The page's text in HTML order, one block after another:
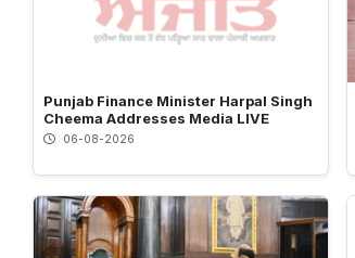
Punjab Finance Minister Harpal Singh
Cheema Addresses Media LIVE
06-08-2026